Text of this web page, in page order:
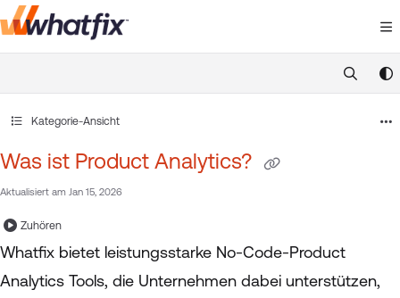
Documentation Index
https://
Kategorie-Ansicht
Was ist Product Analytics?
Aktualisiert am Jan 15, 2026
Zuhören
Whatfix bietet leistungsstarke No-Code-Product
Analytics Tools, die Unternehmen dabei unterstützen,